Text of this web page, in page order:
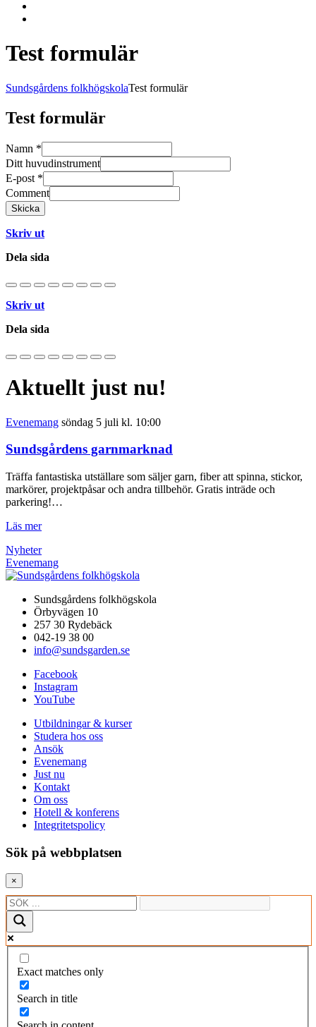
Test formulär
Sundsgårdens folkhögskolaTest formulär
Test formulär
Namn *
Ditt huvudinstrument
E-post *
Comment
Skicka
Skriv ut
Dela sida
Skriv ut
Dela sida
Aktuellt just nu!
Evenemang söndag 5 juli kl. 10:00
Sundsgårdens garnmarknad
Träffa fantastiska utställare som säljer garn, fiber att spinna, stickor,
markörer, projektpåsar och andra tillbehör. Gratis inträde och
parkering!…
Läs mer
Nyheter
Evenemang
Sundsgårdens folkhögskola
Örbyvägen 10
257 30 Rydebäck
042-19 38 00
info@sundsgarden.se
Facebook
Instagram
YouTube
Utbildningar & kurser
Studera hos oss
Ansök
Evenemang
Just nu
Kontakt
Om oss
Hotell & konferens
Integritetspolicy
Sök på webbplatsen
×
Exact matches only
Search in title